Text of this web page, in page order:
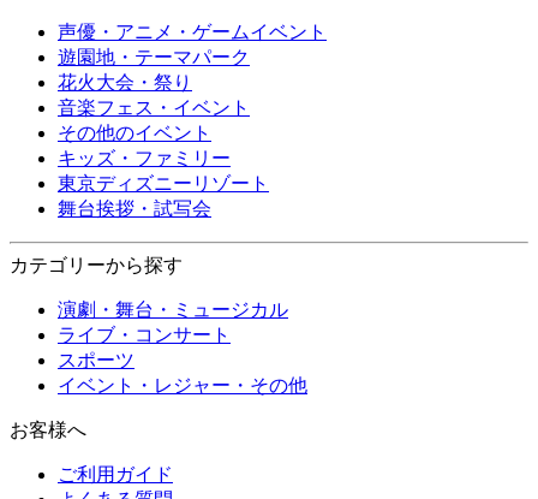
声優・アニメ・ゲームイベント
遊園地・テーマパーク
花火大会・祭り
音楽フェス・イベント
その他のイベント
キッズ・ファミリー
東京ディズニーリゾート
舞台挨拶・試写会
カテゴリーから探す
演劇・舞台・ミュージカル
ライブ・コンサート
スポーツ
イベント・レジャー・その他
お客様へ
ご利用ガイド